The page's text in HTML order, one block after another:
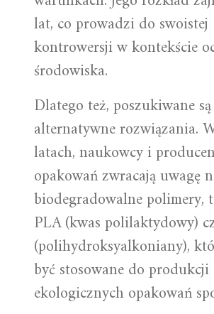
lat, co prowadzi do swoistej
kontrowersji w kontekście
środowiska.
Dlatego też, poszukiwane są
alternatywne rozwiązania.
latach, naukowcy i
opakowań zwracają uwagę
biodegradowalne polimery,
PLA (kwas polilaktydowy)
(polihydroksyalkoniany),
być stosowane do
ekologicznych opakowań